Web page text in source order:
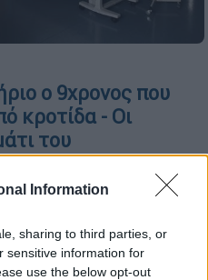
Information
sharing to third parties, or
sensitive information for
use the below opt-out
ο 9χρονος που
κροτίδα - Οι
του
κατάφεραν
και αντιμετωπισαν